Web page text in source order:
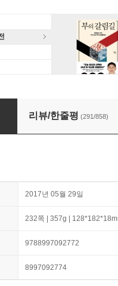
플라워 에디션)
리뷰/한줄평 (291/858)
2017년 05월 29일
232쪽 | 357g |
9788997092772
8997092774